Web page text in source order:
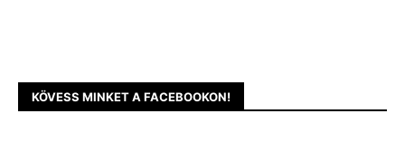
KÖVESS MINKET A FACEBOOKON!